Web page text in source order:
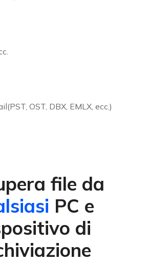
OST, DBX, EMLX, ecc.)
file da
PC e
di